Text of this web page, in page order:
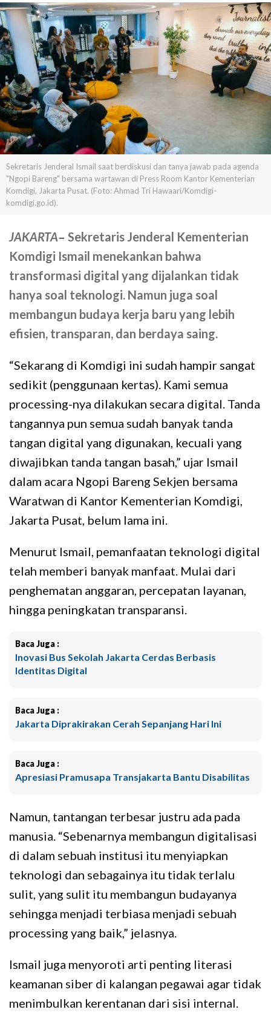
Sekretaris Jenderal Ismail saat berdiskusi dan tanya jawab pada agenda
"Ngopi Bareng" bersama wartawan di Press Room Kantor Kementerian
Komdigi, Jakarta Pusat. (Foto: Ahmad Tri Hawaari/Komdigi-
komdigi.go.id).
JAKARTA– Sekretaris Jenderal Kementerian
Komdigi Ismail menekankan bahwa
transformasi digital yang dijalankan tidak
hanya soal teknologi. Namun juga soal
membangun budaya kerja baru yang lebih
efisien, transparan, dan berdaya saing.
“Sekarang di Komdigi ini sudah hampir sangat
sedikit (penggunaan kertas). Kami semua
processing-nya dilakukan secara digital. Tanda
tangannya pun semua sudah banyak tanda
tangan digital yang digunakan, kecuali yang
diwajibkan tanda tangan basah,” ujar Ismail
dalam acara Ngopi Bareng Sekjen bersama
Waratwan di Kantor Kementerian Komdigi,
Jakarta Pusat, belum lama ini.
Menurut Ismail, pemanfaatan teknologi digital
telah memberi banyak manfaat. Mulai dari
penghematan anggaran, percepatan layanan,
hingga peningkatan transparansi.
Baca Juga :
Inovasi Bus Sekolah Jakarta Cerdas Berbasis
Identitas Digital
Baca Juga :
Jakarta Diprakirakan Cerah Sepanjang Hari Ini
Baca Juga :
Apresiasi Pramusapa Transjakarta Bantu Disabilitas
Namun, tantangan terbesar justru ada pada
manusia. “Sebenarnya membangun digitalisasi
di dalam sebuah institusi itu menyiapkan
teknologi dan sebagainya itu tidak terlalu
sulit, yang sulit itu membangun budayanya
sehingga menjadi terbiasa menjadi sebuah
processing yang baik,” jelasnya.
Ismail juga menyoroti arti penting literasi
keamanan siber di kalangan pegawai agar tidak
menimbulkan kerentanan dari sisi internal.